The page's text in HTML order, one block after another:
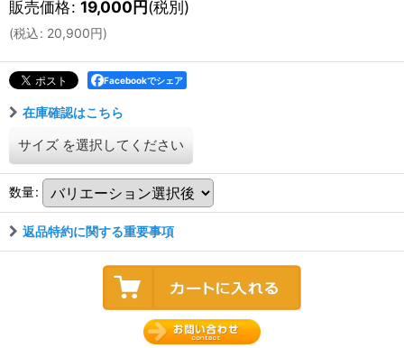
販売価格: 19,000円(税別)
(税込: 20,900円)
Facebookでシェア
在庫確認はこちら
サイズ を選択してください
数量:
返品特約に関する重要事項